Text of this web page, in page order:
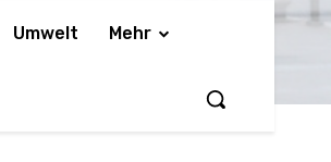
Umwelt Mehr